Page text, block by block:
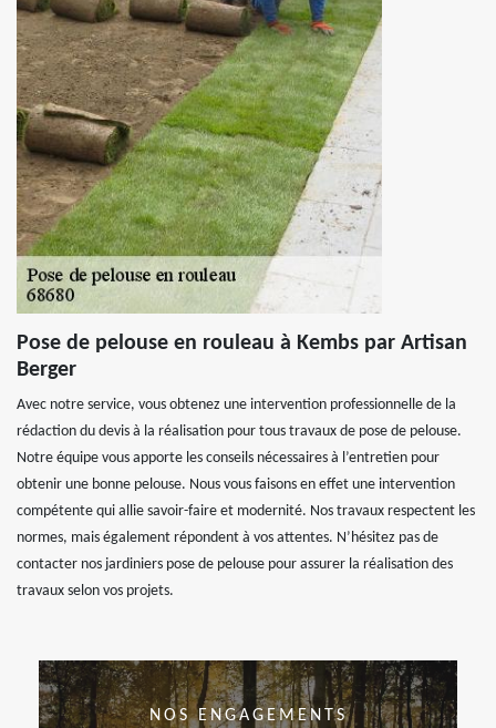
Pose de pelouse en rouleau à Kembs par Artisan
Berger
Avec notre service, vous obtenez une intervention professionnelle de la
rédaction du devis à la réalisation pour tous travaux de pose de pelouse.
Notre équipe vous apporte les conseils nécessaires à l’entretien pour
obtenir une bonne pelouse. Nous vous faisons en effet une intervention
compétente qui allie savoir-faire et modernité. Nos travaux respectent les
normes, mais également répondent à vos attentes. N’hésitez pas de
contacter nos jardiniers pose de pelouse pour assurer la réalisation des
travaux selon vos projets.
NOS ENGAGEMENTS